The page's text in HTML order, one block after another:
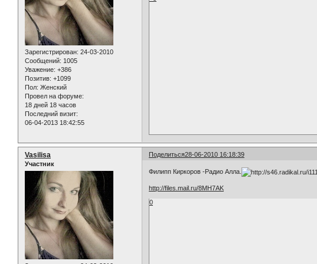
Зарегистрирован: 24-03-2010
Сообщений: 1005
Уважение: +386
Позитив: +1099
Пол: Женский
Провел на форуме:
18 дней 18 часов
Последний визит:
06-04-2013 18:42:55
Поделиться28-06-2010 16:18:39
Vasilisa
Участник
Филипп Киркоров -Радио Алла.
http://files.mail.ru/8MH7AK
0